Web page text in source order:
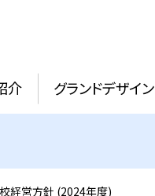
介 グランドデザイン
経営方針 (2024年度)